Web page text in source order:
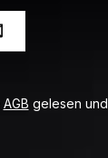
AGB gelesen und